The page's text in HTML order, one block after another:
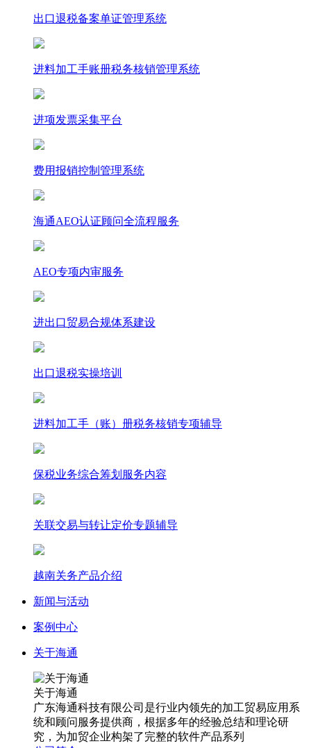
出口退税备案单证管理系统
进料加工手账册税务核销管理系统
进项发票采集平台
费用报销控制管理系统
海通AEO认证顾问全流程服务
AEO专项内审服务
进出口贸易合规体系建设
出口退税实操培训
进料加工手（账）册税务核销专项辅导
保税业务综合筹划服务内容
关联交易与转让定价专题辅导
越南关务产品介绍
新闻与活动
案例中心
关于海通
关于海通
广东海通科技有限公司是行业内领先的加工贸易应用系
统和顾问服务提供商，根据多年的经验总结和理论研
究，为加贸企业构架了完整的软件产品系列